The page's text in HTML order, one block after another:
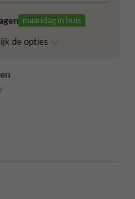
maandag in huis
de opties